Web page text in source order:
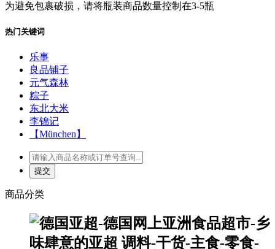
为避免包裹破损，请将瓶装商品数量控制在3-5瓶
热门关键词
乐事
良品铺子
元气森林
粽子
东北大米
李锦记
【München】
商品分类